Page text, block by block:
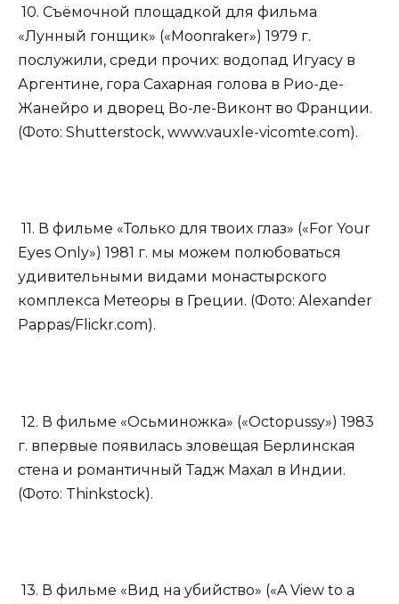
10. Съёмочной площадкой для фильма
«Лунный гонщик» («Moonraker») 1979 г.
послужили, среди прочих: водопад Игуасу в
Аргентине, гора Сахарная голова в Рио-де-
Жанейро и дворец Во-ле-Виконт во Франции.
(Фото: Shutterstock, www.​vauxle-vicomte.​com).
11. В фильме «Только для твоих глаз» («For Your
Eyes Only») 1981 г. мы можем полюбоваться
удивительными видами монастырского
комплекса Метеоры в Греции. (Фото: Alexander
Pappas/Flickr.com).
12. В фильме «Осьминожка» («Octopussy») 1983
г. впервые появилась зловещая Берлинская
стена и романтичный Тадж Махал в Индии.
(Фото: Thinkstock).
13. В фильме «Вид на убийство» («A View to a